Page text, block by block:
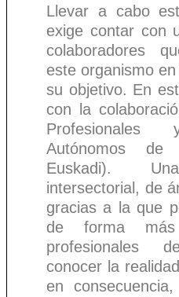
Llevar a cabo
exige contar con
colaboradores
este organismo
su objetivo. En
con la
Profesionales
Autónomos de
Euskadi).
intersectorial, de
gracias a la que
de forma
profesionales
conocer la
en